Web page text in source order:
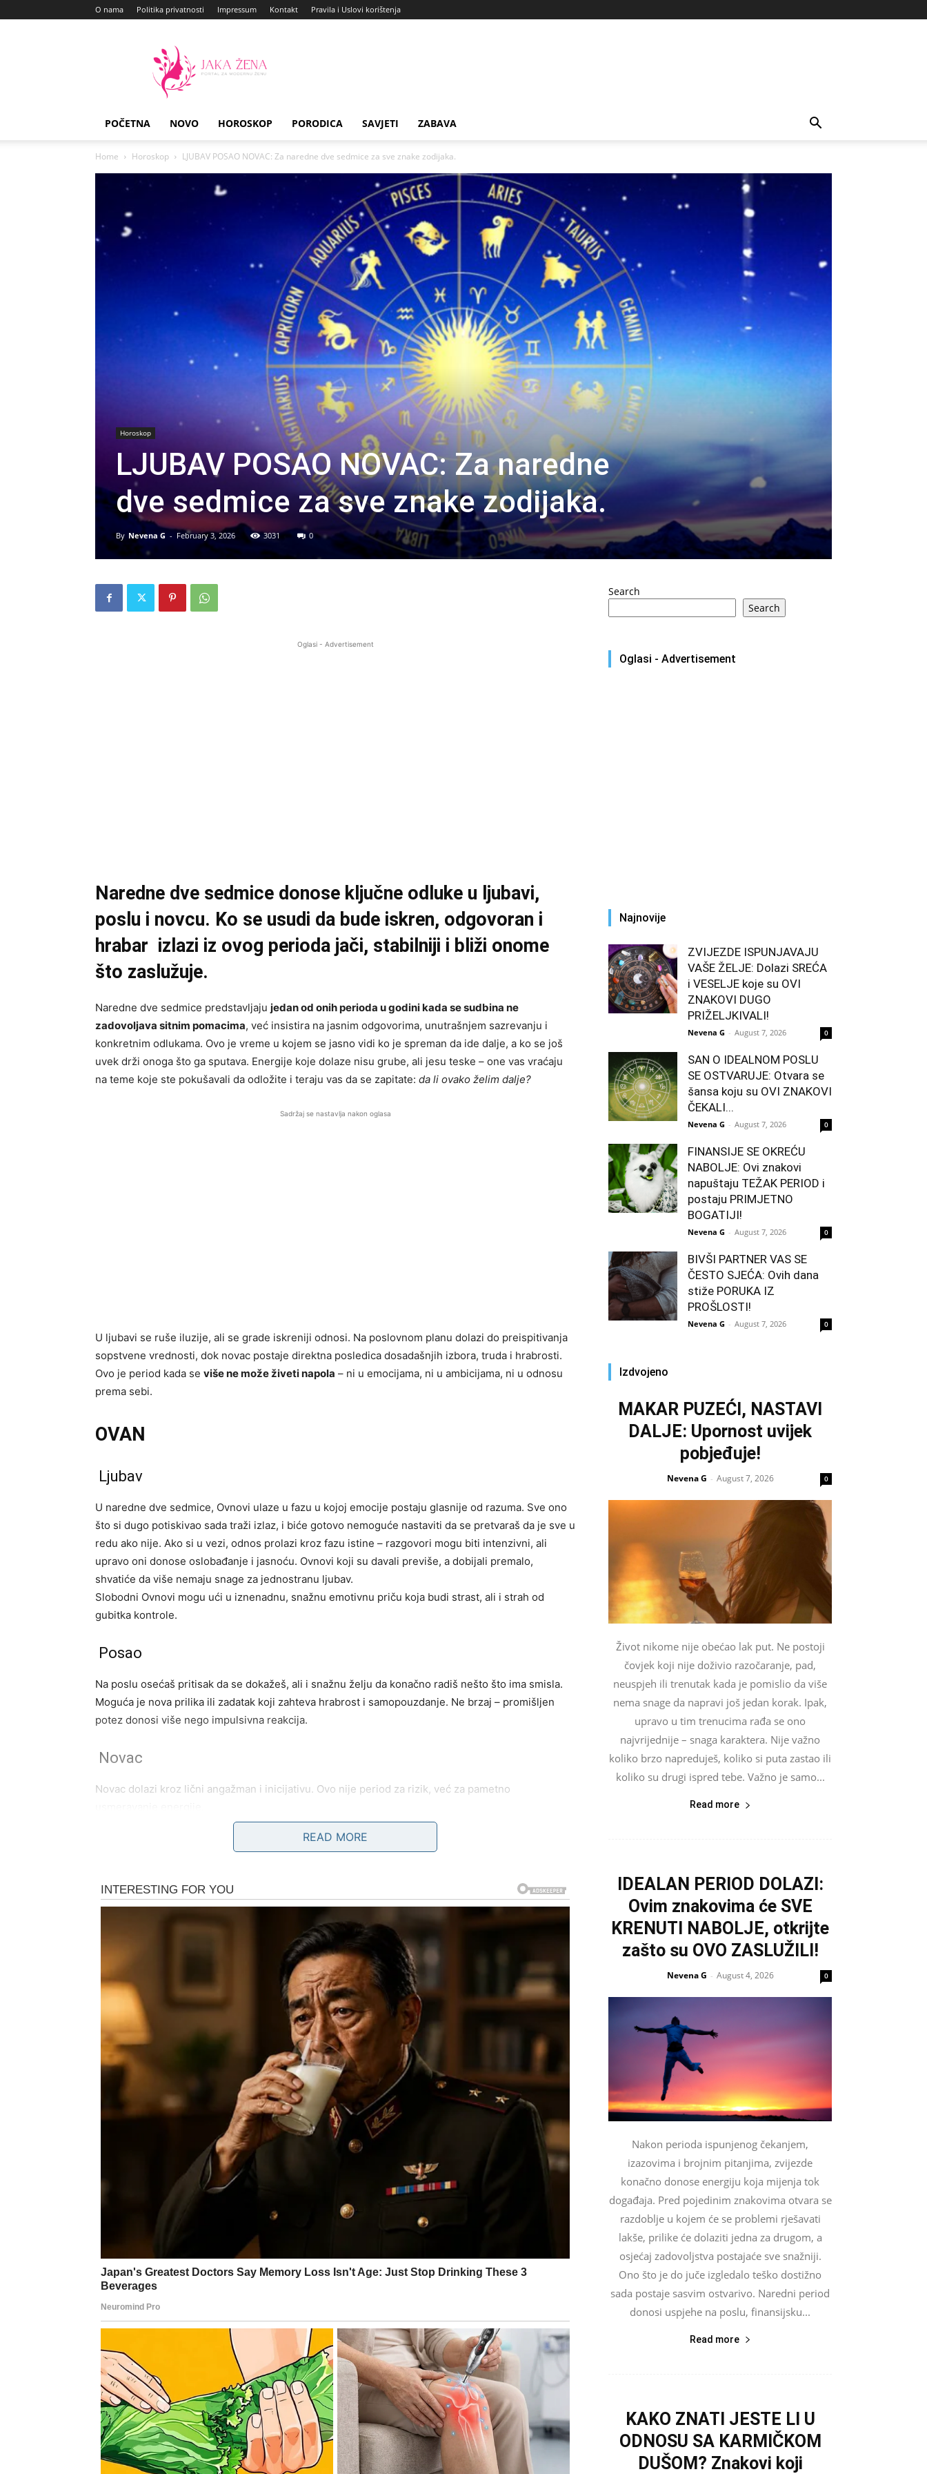
O nama Politika privatnosti Impressum Kontakt Pravila i Uslovi korištenja
Zena
POČETNA NOVO HOROSKOP PORODICA SAVJETI ZABAVA
Home Horoskop LJUBAV POSAO NOVAC: Za naredne dve sedmice za sve znake zodijaka.
Horoskop
LJUBAV POSAO NOVAC: Za naredne
dve sedmice za sve znake zodijaka.
By Nevena G - February 3, 2026 3031 0
Oglasi - Advertisement
Naredne dve sedmice donose ključne odluke u ljubavi,
poslu i novcu. Ko se usudi da bude iskren, odgovoran i
hrabar izlazi iz ovog perioda jači, stabilniji i bliži onome
što zaslužuje.
Naredne dve sedmice predstavljaju jedan od onih perioda u godini kada se sudbina ne
zadovoljava sitnim pomacima, već insistira na jasnim odgovorima, unutrašnjem sazrevanju i
konkretnim odlukama. Ovo je vreme u kojem se jasno vidi ko je spreman da ide dalje, a ko se još
uvek drži onoga što ga sputava. Energije koje dolaze nisu grube, ali jesu teske – one vas vraćaju
na teme koje ste pokušavali da odložite i teraju vas da se zapitate: da li ovako želim dalje?
Sadržaj se nastavlja nakon oglasa
U ljubavi se ruše iluzije, ali se grade iskreniji odnosi. Na poslovnom planu dolazi do preispitivanja
sopstvene vrednosti, dok novac postaje direktna posledica dosadašnjih izbora, truda i hrabrosti.
Ovo je period kada se više ne može živeti napola – ni u emocijama, ni u ambicijama, ni u odnosu
prema sebi.
OVAN
Ljubav
U naredne dve sedmice, Ovnovi ulaze u fazu u kojoj emocije postaju glasnije od razuma. Sve ono
što si dugo potiskivao sada traži izlaz, i biće gotovo nemoguće nastaviti da se pretvaraš da je sve u
redu ako nije. Ako si u vezi, odnos prolazi kroz fazu istine – razgovori mogu biti intenzivni, ali
upravo oni donose oslobađanje i jasnoću. Ovnovi koji su davali previše, a dobijali premalo,
shvatiće da više nemaju snage za jednostranu ljubav.
Slobodni Ovnovi mogu ući u iznenadnu, snažnu emotivnu priču koja budi strast, ali i strah od
gubitka kontrole.
Posao
Na poslu osećaš pritisak da se dokažeš, ali i snažnu želju da konačno radiš nešto što ima smisla.
Moguća je nova prilika ili zadatak koji zahteva hrabrost i samopouzdanje. Ne brzaj – promišljen
potez donosi više nego impulsivna reakcija.
Novac
Novac dolazi kroz lični angažman i inicijativu. Ovo nije period za rizik, već za pametno
Prava snaga je u kontroli, ne u borbi.
BIK
Bikovi ulaze u emotivno stabilniji, ali vrlo značajan period. U naredne dve sedmice, ljubav dobija
ozbiljniju notu – želiš sigurnost, jasnoću i potvrdu da nisi sam u onome što daješ. Ako si u vezi,
razgovori o budućnosti postaju neizbežni i veoma važni.
Slobodni Bikovi mogu upoznati osobu koja ne dolazi uz buru emocija, već uz osećaj mira,
poznatosti i unutrašnje sigurnosti.
Posao
Na poslovnom planu dolazi do stabilizacije. Ako si imao osećaj da se trud ne primećuje, sada
dolaze prvi znaci priznanja. Moguće su dugoročnije prilike koje obećavaju sigurnost.
Finansije se postepeno popravljaju. Ovo je vreme učenja pametnog upravljanja resursima.
Ono što gradiš bez žurbe – traje.
READ MORE
Search
Search
Oglasi - Advertisement
Najnovije
ZVIJEZDE ISPUNJAVAJU
VAŠE ŽELJE: Dolazi SREĆA
i VESELJE koje su OVI
ZNAKOVI DUGO
PRIŽELJKIVALI!
Nevena G - August 7, 2026 0
SAN O IDEALNOM POSLU
SE OSTVARUJE: Otvara se
šansa koju su OVI ZNAKOVI
ČEKALI...
Nevena G - August 7, 2026 0
FINANSIJE SE OKREĆU
NABOLJE: Ovi znakovi
napuštaju TEŽAK PERIOD i
postaju PRIMJETNO
BOGATIJI!
Nevena G - August 7, 2026 0
BIVŠI PARTNER VAS SE
ČESTO SJEĆA: Ovih dana
stiže PORUKA IZ
PROŠLOSTI!
Nevena G - August 7, 2026 0
Izdvojeno
MAKAR PUZEĆI, NASTAVI
DALJE: Upornost uvijek
pobjeđuje!
Nevena G - August 7, 2026 0
Život nikome nije obećao lak put. Ne postoji
čovjek koji nije doživio razočaranje, pad,
neuspjeh ili trenutak kada je pomislio da više
nema snage da napravi još jedan korak. Ipak,
upravo u tim trenucima rađa se ono
najvrijednije – snaga karaktera. Nije važno
koliko brzo napreduješ, koliko si puta zastao ili
koliko su drugi ispred tebe. Važno je samo...
Read more
IDEALAN PERIOD DOLAZI:
Ovim znakovima će SVE
KRENUTI NABOLJE, otkrijte
zašto su OVO ZASLUŽILI!
Nevena G - August 4, 2026 0
Nakon perioda ispunjenog čekanjem,
izazovima i brojnim pitanjima, zvijezde
konačno donose energiju koja mijenja tok
događaja. Pred pojedinim znakovima otvara se
razdoblje u kojem će se problemi rješavati
lakše, prilike će dolaziti jedna za drugom, a
osjećaj zadovoljstva postajaće sve snažniji.
Ono što je do juče izgledalo teško dostižno
sada postaje sasvim ostvarivo. Naredni period
donosi uspjehe na poslu, finansijsku...
Read more
KAKO ZNATI JESTE LI U
ODNOSU SA KARMIČKOM
DUŠOM? Znakovi koji